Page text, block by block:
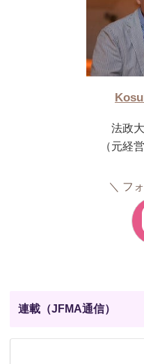
法政
（元経
フ
連載（JFMA通信）